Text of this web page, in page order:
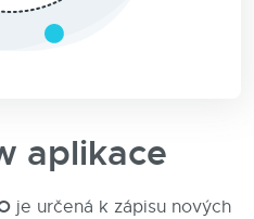
aplikace
je určená k zápisu nových